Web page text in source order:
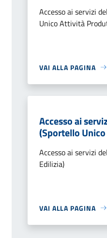
Accesso ai servizi
Unico Attività
VAI ALLA PAGINA
Accesso ai
(Sportello
Accesso ai servizi
Edilizia)
VAI ALLA PAGINA